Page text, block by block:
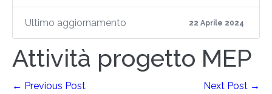
Ultimo aggiornamento 22 Aprile 2024
Attività progetto MEP
← Previous Post Next Post →